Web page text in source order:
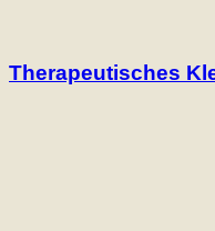
Therapeutisches